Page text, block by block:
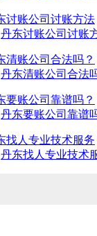
丹东讨账公司讨账
丹东清账公司合法
丹东要账公司靠谱
丹东找人专业技术